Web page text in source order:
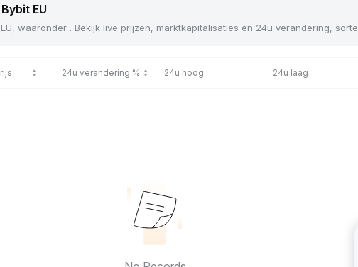
EU
waaronder . Bekijk live prijzen, marktkapitalisaties en 24u verandering,
24u verandering % 24u hoog 24u laag